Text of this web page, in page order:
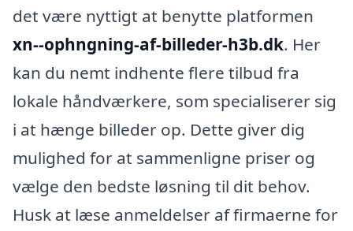
det være nyttigt at benytte platformen
xn--ophngning-af-billeder-h3b.dk. Her
kan du nemt indhente flere tilbud fra
lokale håndværkere, som specialiserer sig
i at hænge billeder op. Dette giver dig
mulighed for at sammenligne priser og
vælge den bedste løsning til dit behov.
Husk at læse anmeldelser af firmaerne for